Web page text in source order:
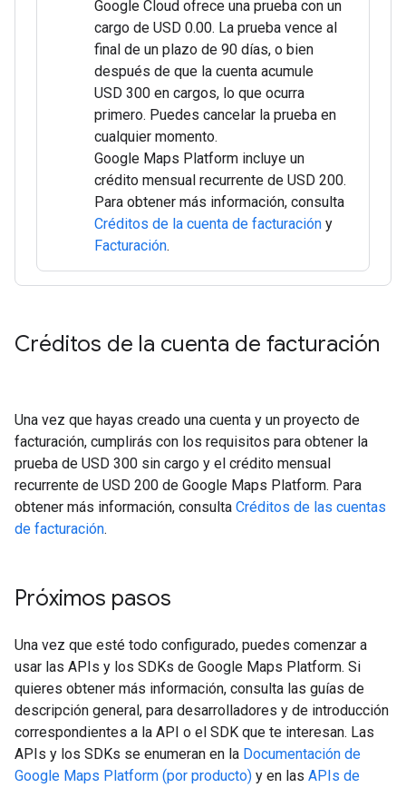
Google Cloud ofrece una prueba con un
cargo de USD 0.00. La prueba vence al
final de un plazo de 90 días, o bien
después de que la cuenta acumule
USD 300 en cargos, lo que ocurra
primero. Puedes cancelar la prueba en
cualquier momento.
Google Maps Platform incluye un
crédito mensual recurrente de USD 200.
Para obtener más información, consulta
Créditos de la cuenta de facturación y
Facturación.
Créditos de la cuenta de facturación
Una vez que hayas creado una cuenta y un proyecto de
facturación, cumplirás con los requisitos para obtener la
prueba de USD 300 sin cargo y el crédito mensual
recurrente de USD 200 de Google Maps Platform. Para
obtener más información, consulta Créditos de las cuentas
de facturación.
Próximos pasos
Una vez que esté todo configurado, puedes comenzar a
usar las APIs y los SDKs de Google Maps Platform. Si
quieres obtener más información, consulta las guías de
descripción general, para desarrolladores y de introducción
correspondientes a la API o el SDK que te interesan. Las
APIs y los SDKs se enumeran en la Documentación de
Google Maps Platform (por producto) y en las APIs de